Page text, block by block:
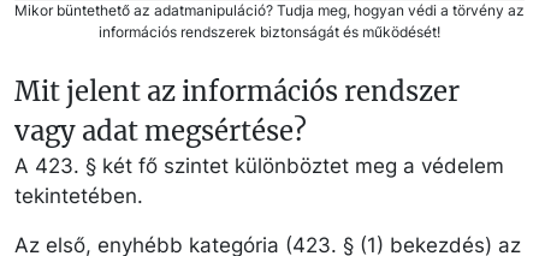
Mikor büntethető az adatmanipuláció? Tudja meg, hogyan védi a törvény az
információs rendszerek biztonságát és működését!
Mit jelent az információs rendszer
vagy adat megsértése?
A 423. § két fő szintet különböztet meg a védelem
tekintetében.
Az első, enyhébb kategória (423. § (1) bekezdés) az